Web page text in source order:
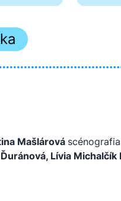
Mašlárová scénografia
Lívia